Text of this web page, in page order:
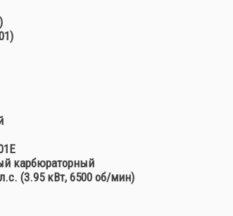
карбюраторный
(3.95 кВт, 6500 об/мин)